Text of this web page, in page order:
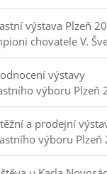
výstava Plzeň
chovatele V.
výstavy
výboru Plzeň
a prodejní
výboru Plzeň